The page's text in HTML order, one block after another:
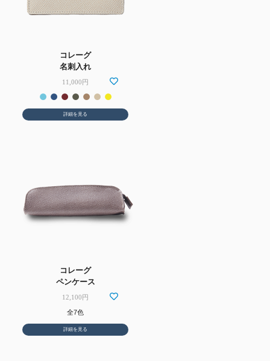
コレーグ
名刺入れ
11,000円
詳細を見る
コレーグ
ペンケース
12,100円
全7色
詳細を見る